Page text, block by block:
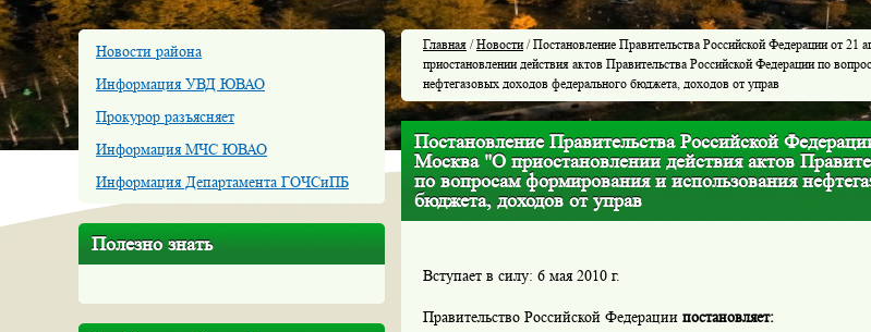
Новости района
Информация УВД ЮВАО
Прокурор разъясняет
Информация МЧС ЮВАО
Информация Департамента ГОЧСиПБ
Полезно знать
Главная /Новости/ Постановление Правительства Российской Федерации от 21
приостановлении действия актов Правительства Российской Федерации по
нефтегазовых доходов федерального бюджета, доходов от управ
Постановление Правительства Российской
Москва "О приостановлении действия актов
по вопросам формирования и использования
бюджета, доходов от управ
Вступает в силу: 6 мая 2010 г.
Правительство Российской Федерации постановляет: